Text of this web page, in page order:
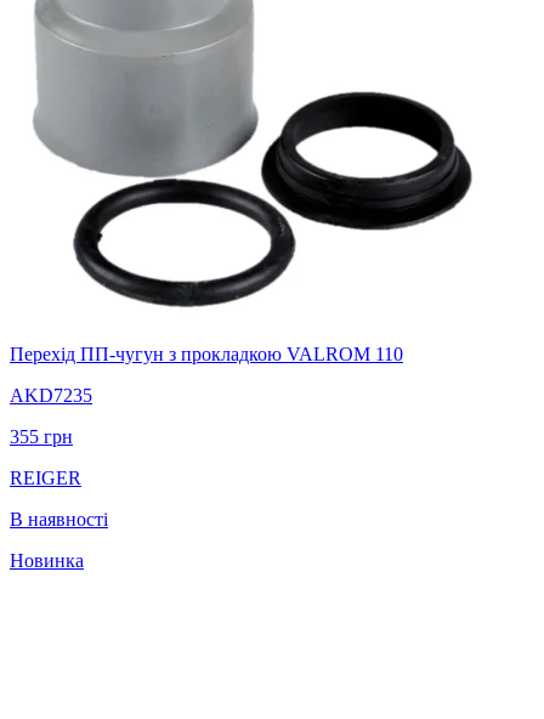
Перехід ПП-чугун з прокладкою VALROM 110
AKD7235
355 грн
REIGER
В наявності
Новинка